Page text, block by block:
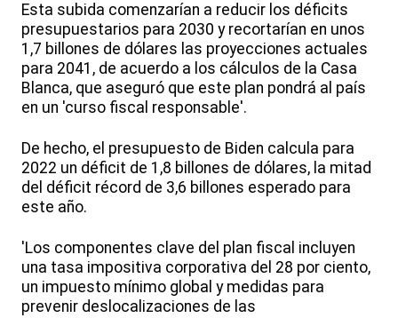
Esta subida comenzarían a reducir los déficits
presupuestarios para 2030 y recortarían en unos
1,7 billones de dólares las proyecciones actuales
para 2041, de acuerdo a los cálculos de la Casa
Blanca, que aseguró que este plan pondrá al país
en un 'curso fiscal responsable'.
De hecho, el presupuesto de Biden calcula para
2022 un déficit de 1,8 billones de dólares, la mitad
del déficit récord de 3,6 billones esperado para
este año.
'Los componentes clave del plan fiscal incluyen
una tasa impositiva corporativa del 28 por ciento,
un impuesto mínimo global y medidas para
prevenir deslocalizaciones de las